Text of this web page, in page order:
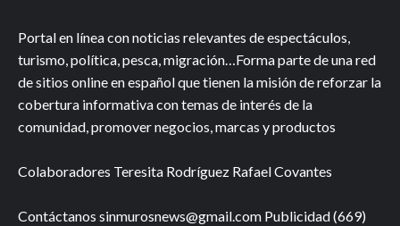
Portal en línea con noticias relevantes de espectáculos,
turismo, política, pesca, migración…Forma parte de una red
de sitios online en español que tienen la misión de reforzar la
cobertura informativa con temas de interés de la
comunidad, promover negocios, marcas y productos
Colaboradores Teresita Rodríguez Rafael Covantes
Contáctanos sinmurosnews@gmail.com Publicidad (669)